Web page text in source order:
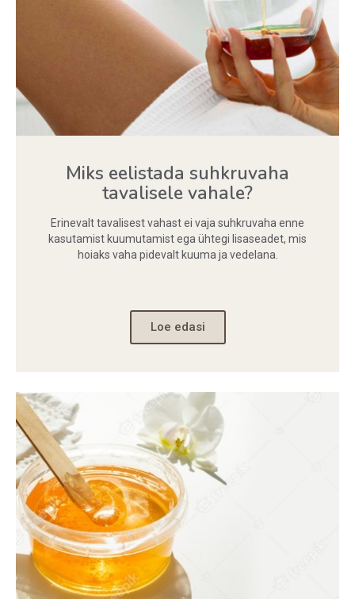
Miks eelistada suhkruvaha
tavalisele vahale?
Erinevalt tavalisest vahast ei vaja suhkruvaha enne
kasutamist kuumutamist ega ühtegi lisaseadet, mis
hoiaks vaha pidevalt kuuma ja vedelana.
Loe edasi